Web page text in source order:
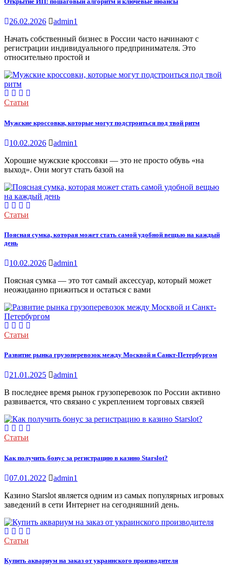
26.02.2026
admin1
Начать собственный бизнес в России часто начинают с
регистрации индивидуального предпринимателя. Это
относительно простой и
Статьи
Мужские кроссовки, которые могут подстроиться под твой ритм
10.02.2026
admin1
Хорошие мужские кроссовки — это не просто обувь «на
выход». Они могут стать базой на
Статьи
Поясная сумка, которая может стать самой удобной вещью на каждый
день
10.02.2026
admin1
Поясная сумка — это тот самый аксессуар, который может
неожиданно прижиться и остаться с вами
Статьи
Развитие рынка грузоперевозок между Москвой и Санкт-Петербургом
21.01.2025
admin1
В последнее время рынок грузоперевозок по России активно
развивается, что связано с укреплением торговых связей
Статьи
Как получить бонус за регистрацию в казино Starslot?
07.01.2022
admin1
Казино Starslot является одним из самых популярных игровых
заведений в сети Интернет на сегодняшний день.
Статьи
Купить аквариум на заказ от украинского производителя